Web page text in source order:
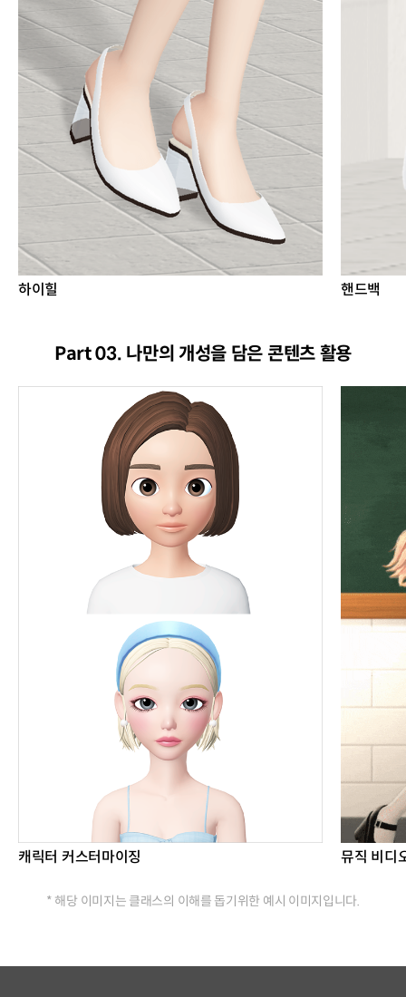
하이힐 핸드백
Part 03. 나만의 개성을 담은 콘텐츠 활용
캐릭터 커스터마이징 뮤직 비디
* 해당 이미지는 클래스의 이해를 돕기위한 예시 이미지입니다.